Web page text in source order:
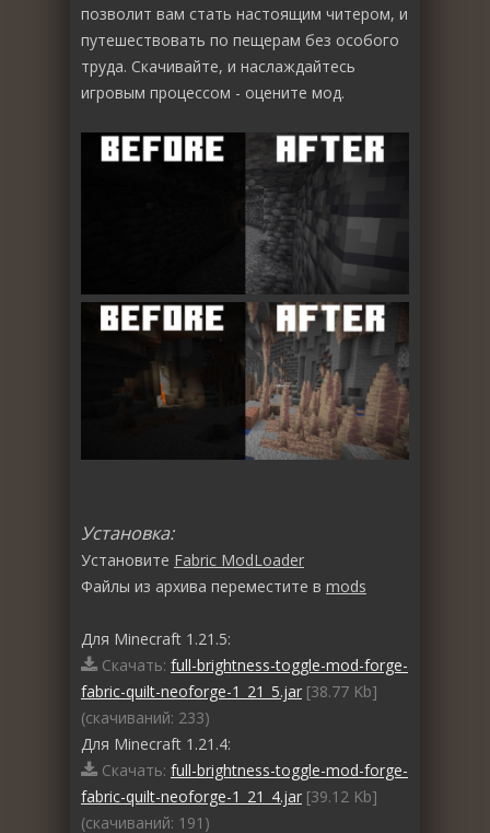
позволит вам стать настоящим читером, и
путешествовать по пещерам без особого
труда. Скачивайте, и наслаждайтесь
игровым процессом - оцените мод.
Установка:
Установите Fabric ModLoader
Файлы из архива переместите в mods
Для Minecraft 1.21.5:
Скачать: full-brightness-toggle-mod-forge-
fabric-quilt-neoforge-1_21_5.jar [38.77 Kb]
(cкачиваний: 233)
Для Minecraft 1.21.4:
Скачать: full-brightness-toggle-mod-forge-
fabric-quilt-neoforge-1_21_4.jar [39.12 Kb]
(cкачиваний: 191)